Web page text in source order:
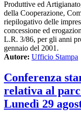
Produttive ed
della Cooperazione,
riepilogativo delle
concessione ed
L.R. 3/86, per gli anni
gennaio del 2001.
Autore: Ufficio Stampa
Conferenza
relativa al
Lunedì 29